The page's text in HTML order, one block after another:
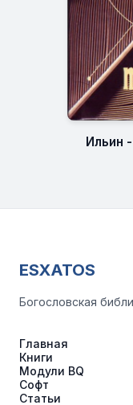
Ильин
ESXATOS
Богословская
Главная
Книги
Модули BQ
Софт
Статьи